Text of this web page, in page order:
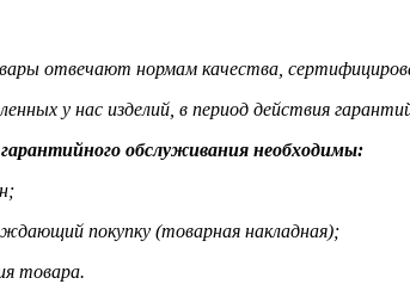
отвечают нормам качества,
у нас изделий, в период действия
обслуживания необходимы:
покупку (товарная накладная);
товара.